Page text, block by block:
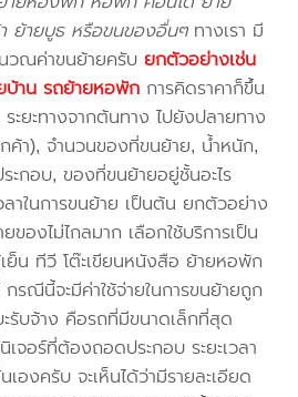
ย้ายบูธ หรือขนของอื่นๆทางเรา มี
นวณค่าขนย้ายครับยกตัวอย่างเช่น
บ้าน รถย้ายหอพัก การคิดราคาก็ขึ้น
ะยะทางจากต้นทาง ไปยังปลายทาง
ค้า), จำนวนของที่ขนย้าย, น้ำหนัก,
ะกอบ, ของที่ขนย้ายอยู่ชั้นอะไร
าในการขนย้าย เป็นต้น ยกตัวอย่าง
ของไม่ไกลมาก เลือกใช้บริการเป็น
ย็น ทีวี โต๊ะเขียนหนังสือ ย้ายหอพัก
ณีนี้จะมีค่าใช้จ่ายในการขนย้ายถูก
ะรับจ้าง คือรถที่มีขนาดเล็กที่สุด
จอร์ที่ต้องถอดประกอบ ระยะเวลา
องครับ จะเห็นได้ว่ามีรายละเอียด